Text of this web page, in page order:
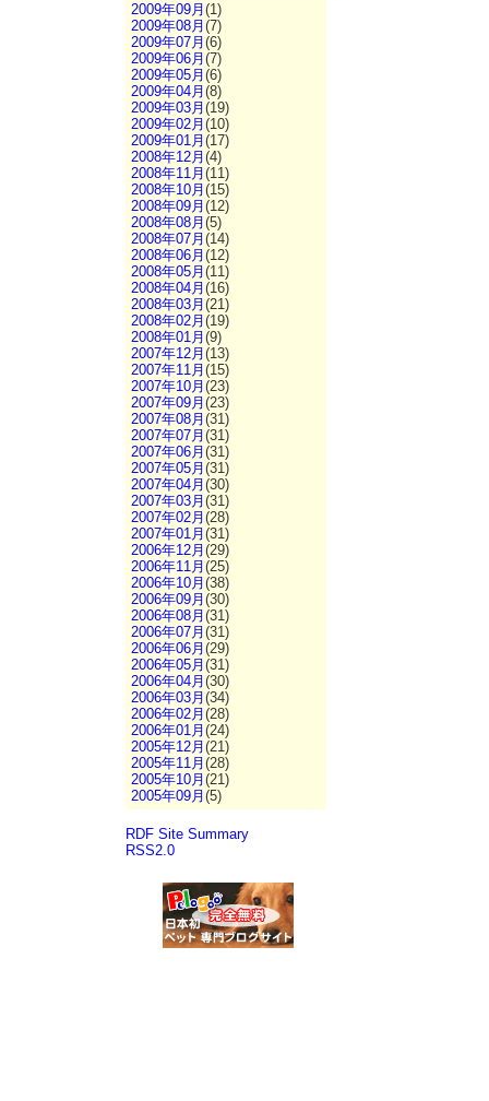
2009年09月 (1)
2009年08月 (7)
2009年07月 (6)
2009年06月 (7)
2009年05月 (6)
2009年04月 (8)
2009年03月 (19)
2009年02月 (10)
2009年01月 (17)
2008年12月 (4)
2008年11月 (11)
2008年10月 (15)
2008年09月 (12)
2008年08月 (5)
2008年07月 (14)
2008年06月 (12)
2008年05月 (11)
2008年04月 (16)
2008年03月 (21)
2008年02月 (19)
2008年01月 (9)
2007年12月 (13)
2007年11月 (15)
2007年10月 (23)
2007年09月 (23)
2007年08月 (31)
2007年07月 (31)
2007年06月 (31)
2007年05月 (31)
2007年04月 (30)
2007年03月 (31)
2007年02月 (28)
2007年01月 (31)
2006年12月 (29)
2006年11月 (25)
2006年10月 (38)
2006年09月 (30)
2006年08月 (31)
2006年07月 (31)
2006年06月 (29)
2006年05月 (31)
2006年04月 (30)
2006年03月 (34)
2006年02月 (28)
2006年01月 (24)
2005年12月 (21)
2005年11月 (28)
2005年10月 (21)
2005年09月 (5)
RDF Site Summary
RSS2.0